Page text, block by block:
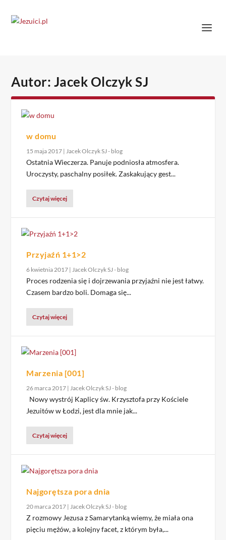
Autor: Jacek Olczyk SJ
w domu
15 maja 2017 |Jacek Olczyk SJ - blog
Ostatnia Wieczerza. Panuje podniosła atmosfera.
Uroczysty, paschalny posiłek. Zaskakujący gest...
Czytaj więcej
Przyjaźń 1+1>2
6 kwietnia 2017 |Jacek Olczyk SJ - blog
Proces rodzenia się i dojrzewania przyjaźni nie jest łatwy.
Czasem bardzo boli. Domaga się...
Czytaj więcej
Marzenia [001]
26 marca 2017 |Jacek Olczyk SJ - blog
Nowy wystrój Kaplicy św. Krzysztofa przy Kościele
Jezuitów w Łodzi, jest dla mnie jak...
Czytaj więcej
Najgorętsza pora dnia
20 marca 2017 |Jacek Olczyk SJ - blog
Z rozmowy Jezusa z Samarytanką wiemy, że miała ona
pięciu mężów, a kolejny facet, z którym była,...